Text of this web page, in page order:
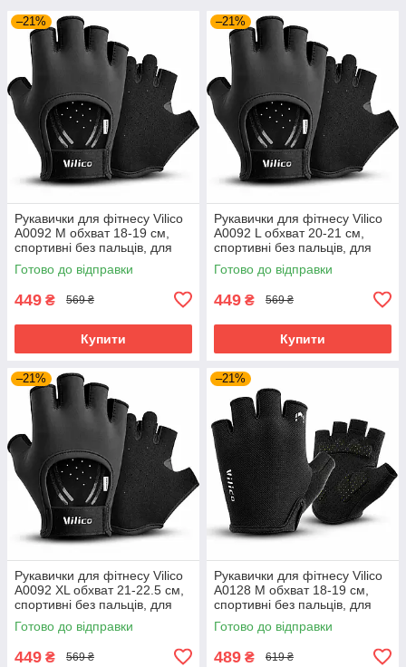
–21%
Рукавички для фітнесу Vilico
A0092 M обхват 18-19 см,
спортивні без пальців, для
тренажерного залу та
силових тренувань, чорні
Готово до відправки
449 ₴ 569 ₴
Купити
–21%
Рукавички для фітнесу Vilico
A0092 L обхват 20-21 см,
спортивні без пальців, для
тренажерного залу та
силових тренувань, чорні
Готово до відправки
449 ₴ 569 ₴
Купити
–21%
Рукавички для фітнесу Vilico
A0092 XL обхват 21-22.5 см,
спортивні без пальців, для
тренажерного залу та
силових тренувань, чорні
Готово до відправки
449 ₴ 569 ₴
–21%
Рукавички для фітнесу Vilico
А0128 M обхват 18-19 см,
спортивні без пальців, для
тренажерного залу та
силових тренувань, чорні
Готово до відправки
489 ₴ 619 ₴